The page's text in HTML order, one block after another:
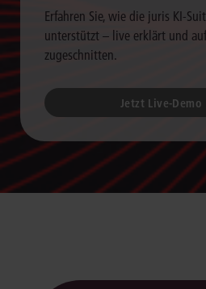
Erfahren Sie, wie die juris KI-
unterstützt – live erklärt und
zugeschnitten.
Jetzt Live-Demo